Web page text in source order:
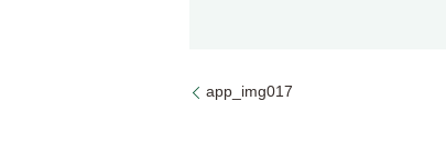
app_img017